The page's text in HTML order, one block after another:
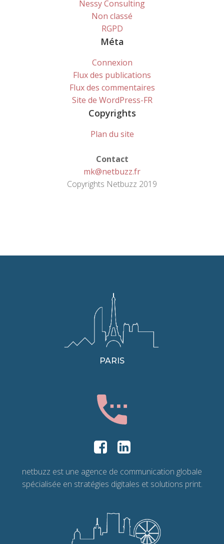
Nessy Consulting
Non classé
RGPD
Méta
Connexion
Flux des publications
Flux des commentaires
Site de WordPress-FR
Copyrights
Plan du site
Contact
mk@netbuzz.fr
Copyrights Netbuzz 2019
PARIS
netbuzz est une agence de communication globale
spécialisée en stratégies digitales et solutions print.